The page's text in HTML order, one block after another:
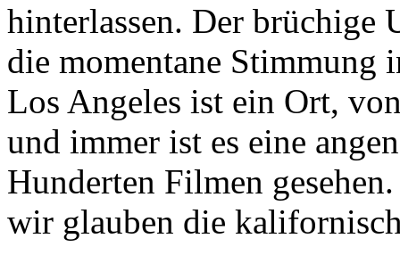
hinterlassen. Der
die momentane Stimmung
Los Angeles ist ein Ort,
und immer ist es eine
Hunderten Filmen
wir glauben die